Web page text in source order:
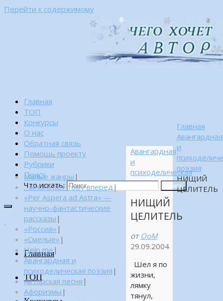
Перейти к содержимому
Главная
ТОП
Конкурсы
О нас
Обратная связь
Помощь проекту
Рубрики
Поиск
Что искать:
Поиск
Главная
ТОП
Главная
Авангардная
и
поэзия
НИЩИЙ
ЦЕЛИТЕЛЬ
Авангардная
и
психоделическая
поэзия
НИЩИЙ
ЦЕЛИТЕЛЬ
от OoM
29.09.2004
Шел я по
жизни,
лямку
тянул,
Малые жанры |
…много лет тому вперед |
«Per Aspera ad Astra» —
научно-фантастические
рассказы |
«Россия» |
«Смелые» |
Help me|
Авангардная и
психоделическая поэзия |
Авторская песня |
Афоризмы |